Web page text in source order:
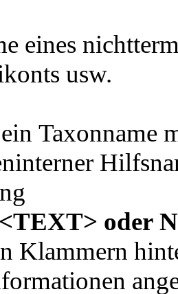
eines
usw.
Taxonname
oder
Klammern